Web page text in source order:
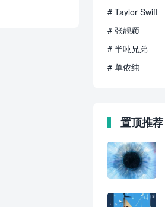
# Taylor Swift
# 张靓颖
# 半吨兄弟
# 单依纯
置顶推荐